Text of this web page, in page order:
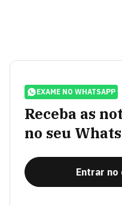
EXAME NO WHATSAPP
Receba as
no seu
Entrar no